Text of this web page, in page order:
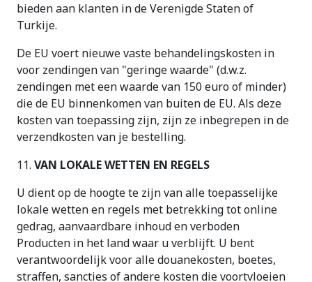
bieden aan klanten in de Verenigde Staten of
Turkije.
De EU voert nieuwe vaste behandelingskosten in
voor zendingen van "geringe waarde" (d.w.z.
zendingen met een waarde van 150 euro of minder)
die de EU binnenkomen van buiten de EU. Als deze
kosten van toepassing zijn, zijn ze inbegrepen in de
verzendkosten van je bestelling.
11. VAN LOKALE WETTEN EN REGELS
U dient op de hoogte te zijn van alle toepasselijke
lokale wetten en regels met betrekking tot online
gedrag, aanvaardbare inhoud en verboden
Producten in het land waar u verblijft. U bent
verantwoordelijk voor alle douanekosten, boetes,
straffen, sancties of andere kosten die voortvloeien